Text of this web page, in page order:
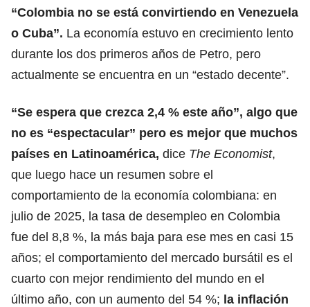
“Colombia no se está convirtiendo en Venezuela
o Cuba”. La economía estuvo en crecimiento lento
durante los dos primeros años de Petro, pero
actualmente se encuentra en un “estado decente”.
“Se espera que crezca 2,4 % este año”, algo que
no es “espectacular” pero es mejor que muchos
países en Latinoamérica, dice The Economist,
que luego hace un resumen sobre el
comportamiento de la economía colombiana: en
julio de 2025, la tasa de desempleo en Colombia
fue del 8,8 %, la más baja para ese mes en casi 15
años; el comportamiento del mercado bursátil es el
cuarto con mejor rendimiento del mundo en el
último año, con un aumento del 54 %; la inflación